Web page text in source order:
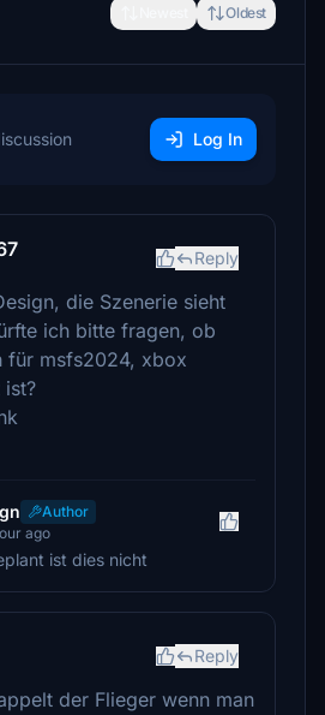
Oldest
Log In
Reply
die Szenerie sieht
ich bitte fragen, ob
für msfs2024, xbox
ist?
Author
ago
ist dies nicht
Reply
der Flieger wenn man